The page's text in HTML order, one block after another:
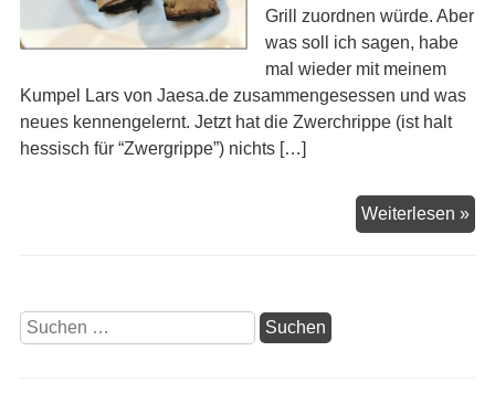
Grill zuordnen würde. Aber
was soll ich sagen, habe
mal wieder mit meinem
Kumpel Lars von Jaesa.de zusammengesessen und was
neues kennengelernt. Jetzt hat die Zwerchrippe (ist halt
hessisch für “Zwergrippe”) nichts […]
Weiterlesen »
Suchen
nach: